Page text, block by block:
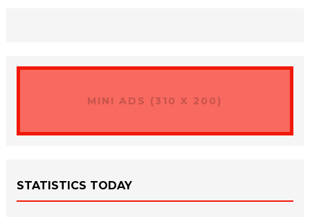
MINI ADS (310 X 200)
STATISTICS TODAY